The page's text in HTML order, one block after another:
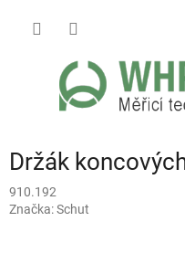
Držák
910.192
Značka:Schut